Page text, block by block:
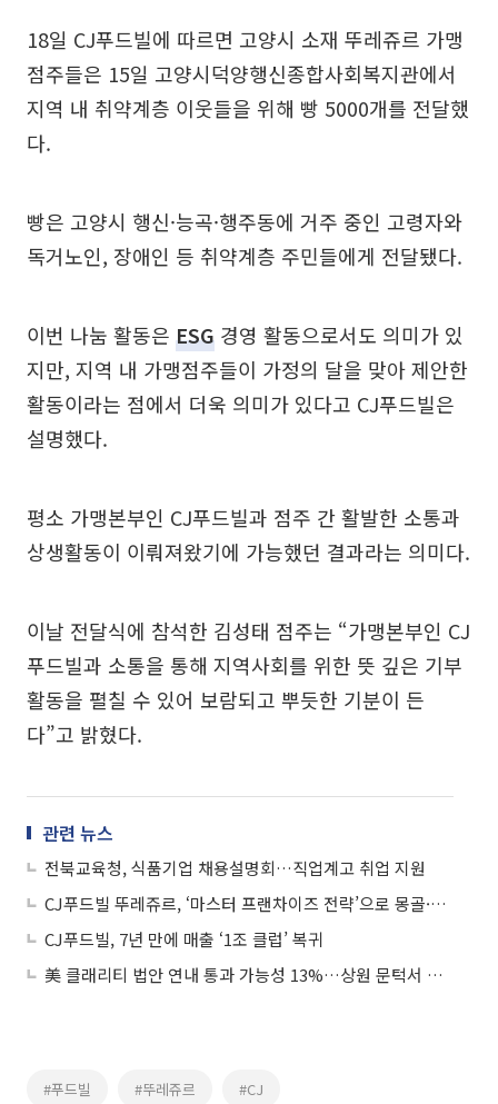
18일 CJ푸드빌에 따르면 고양시 소재 뚜레쥬르 가맹
점주들은 15일 고양시덕양행신종합사회복지관에서
지역 내 취약계층 이웃들을 위해 빵 5000개를 전달했
다.
빵은 고양시 행신·능곡·행주동에 거주 중인 고령자와
독거노인, 장애인 등 취약계층 주민들에게 전달됐다.
이번 나눔 활동은 ESG 경영 활동으로서도 의미가 있
지만, 지역 내 가맹점주들이 가정의 달을 맞아 제안한
활동이라는 점에서 더욱 의미가 있다고 CJ푸드빌은
설명했다.
평소 가맹본부인 CJ푸드빌과 점주 간 활발한 소통과
상생활동이 이뤄져왔기에 가능했던 결과라는 의미다.
이날 전달식에 참석한 김성태 점주는 “가맹본부인 CJ
푸드빌과 소통을 통해 지역사회를 위한 뜻 깊은 기부
활동을 펼칠 수 있어 보람되고 뿌듯한 기분이 든
다”고 밝혔다.
관련 뉴스
전북교육청, 식품기업 채용설명회…직업계고 취업 지원
CJ푸드빌 뚜레쥬르, ‘마스터 프랜차이즈 전략’으로 몽골·인니 성장 지속
CJ푸드빌, 7년 만에 매출 ‘1조 클럽’ 복귀
美 클래리티 법안 연내 통과 가능성 13%…상원 문턱서 제동
#푸드빌 #뚜레쥬르 #CJ